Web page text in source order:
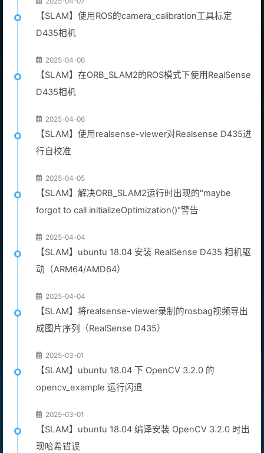
【SLAM】使用ROS的camera_calibration工具标定
D435相机
2025-04-06
【SLAM】在ORB_SLAM2的ROS模式下使用RealSense
D435相机
2025-04-06
【SLAM】使用realsense-viewer对Realsense D435进
行自校准
2025-04-05
【SLAM】解决ORB_SLAM2运行时出现的"maybe
forgot to call initializeOptimization()"警告
2025-04-04
【SLAM】ubuntu 18.04 安装 RealSense D435 相机驱
动（ARM64/AMD64）
2025-04-04
【SLAM】将realsense-viewer录制的rosbag视频导出
成图片序列（RealSense D435）
2025-03-01
【SLAM】ubuntu 18.04 下 OpenCV 3.2.0 的
opencv_example 运行闪退
2025-03-01
【SLAM】ubuntu 18.04 编译安装 OpenCV 3.2.0 时出
现哈希错误